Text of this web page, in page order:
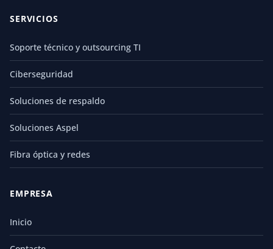
SERVICIOS
Soporte técnico y outsourcing TI
Ciberseguridad
Soluciones de respaldo
Soluciones Aspel
Fibra óptica y redes
EMPRESA
Inicio